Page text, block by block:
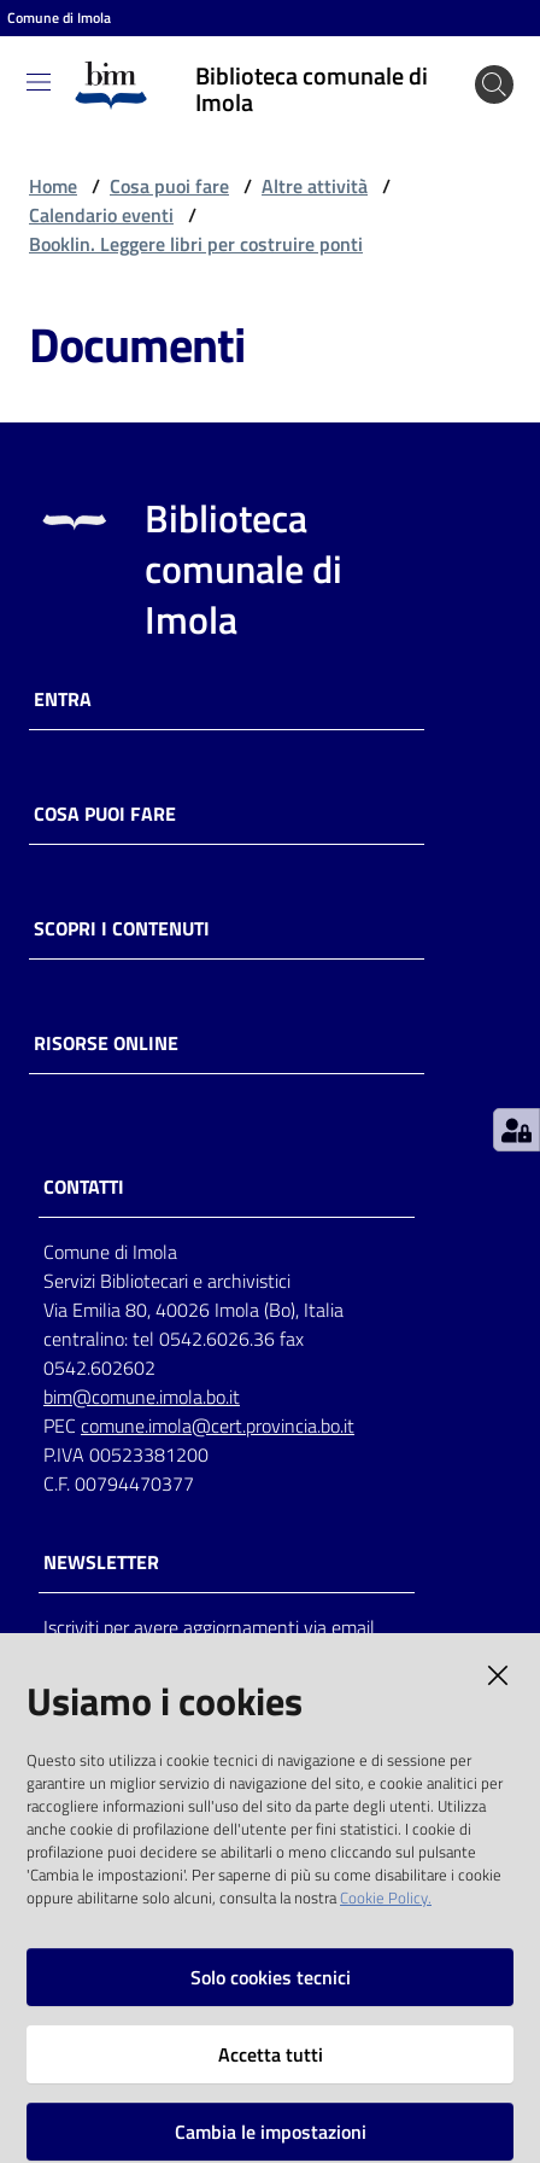
Vai al contenuto
Vai alla navigazione
Vai al footer
Comune di Imola
Biblioteca comunale di
Imola
Biblioteca
comunale
Cosa
fare
Scopri
online
Piani
Decentrate
Seguici
su
on line
Eventi
Chiedi al
bibliotecario
Avvisi
Home / Cosa puoi fare / Altre attività /
Calendario eventi /
Booklin. Leggere libri per costruire ponti
Documenti
Biblioteca
comunale di
Imola
ENTRA
COSA PUOI FARE
SCOPRI I CONTENUTI
RISORSE ONLINE
CONTATTI
Comune di Imola
Servizi Bibliotecari e archivistici
Via Emilia 80, 40026 Imola (Bo), Italia
centralino: tel 0542.6026.36 fax
0542.602602
bim@comune.imola.bo.it
PEC comune.imola@cert.provincia.bo.it
P.IVA 00523381200
C.F. 00794470377
NEWSLETTER
Iscriviti per avere aggiornamenti via email
solo alle condizioni previste dalla direttiva
comunitaria 2003/98/CE e dal d.lgs. 36/2006
SOCIAL
Instagram
Vai alla pagina
Usiamo i cookies
Questo sito utilizza i cookie tecnici di navigazione e di sessione per
garantire un miglior servizio di navigazione del sito, e cookie analitici per
raccogliere informazioni sull'uso del sito da parte degli utenti. Utilizza
anche cookie di profilazione dell'utente per fini statistici. I cookie di
profilazione puoi decidere se abilitarli o meno cliccando sul pulsante
'Cambia le impostazioni'. Per saperne di più su come disabilitare i cookie
oppure abilitarne solo alcuni, consulta la nostraCookie Policy.
Solo cookies tecnici
Accetta tutti
Cambia le impostazioni